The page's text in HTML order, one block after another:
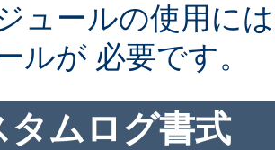
ュールの使用に
ルが 必要です。
タムログ書式